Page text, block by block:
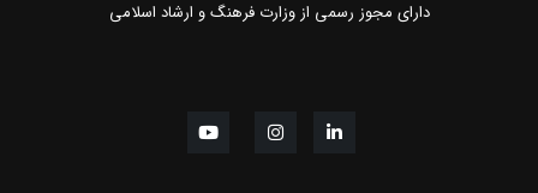
دارای مجوز رسمی از وزارت فرهنگ و ارشاد اسلامی